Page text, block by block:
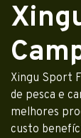
Xingu Sport
de pesca e
melhores
custo